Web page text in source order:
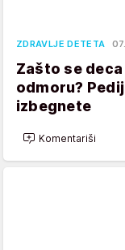
ZDRAVLJE DETETA
Zašto se
odmoru?
izbegnete
Komentariši